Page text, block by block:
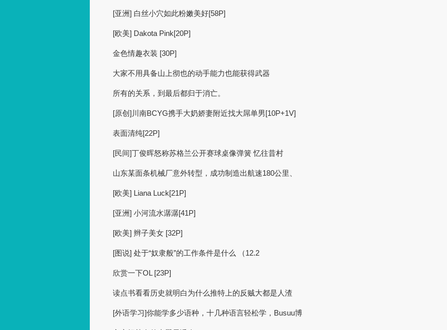
[亚洲] 白丝小穴如此粉嫩美好[58P]
[欧美] Dakota Pink[20P]
金色情趣衣装 [30P]
大家不用具备山上彻也的动手能力也能获得武器
所有的关系，到最后都归于消亡。
[原创]川南BCYG携手大奶娇妻附近找大屌单男[10P+1V]
表面清纯[22P]
[民间]丁俊晖怒称苏格兰公开赛球桌像弹簧 忆往昔村
山东某面条机械厂意外转型，成功制造出航速180公里、
[欧美] Liana Luck[21P]
[亚洲] 小河流水潺潺[41P]
[欧美] 辫子美女 [32P]
[图说] 处于“奴隶般”的工作条件是什么 （12.2
欣赏一下OL [23P]
读点书看看历史就明白为什么推特上的反贼大都是人渣
[外语学习]你能学多少语种，十几种语言轻松学，Busuu博